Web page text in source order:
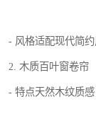
- 风格适配现代简约
2. 木质百叶窗卷帘
- 特点天然木纹质